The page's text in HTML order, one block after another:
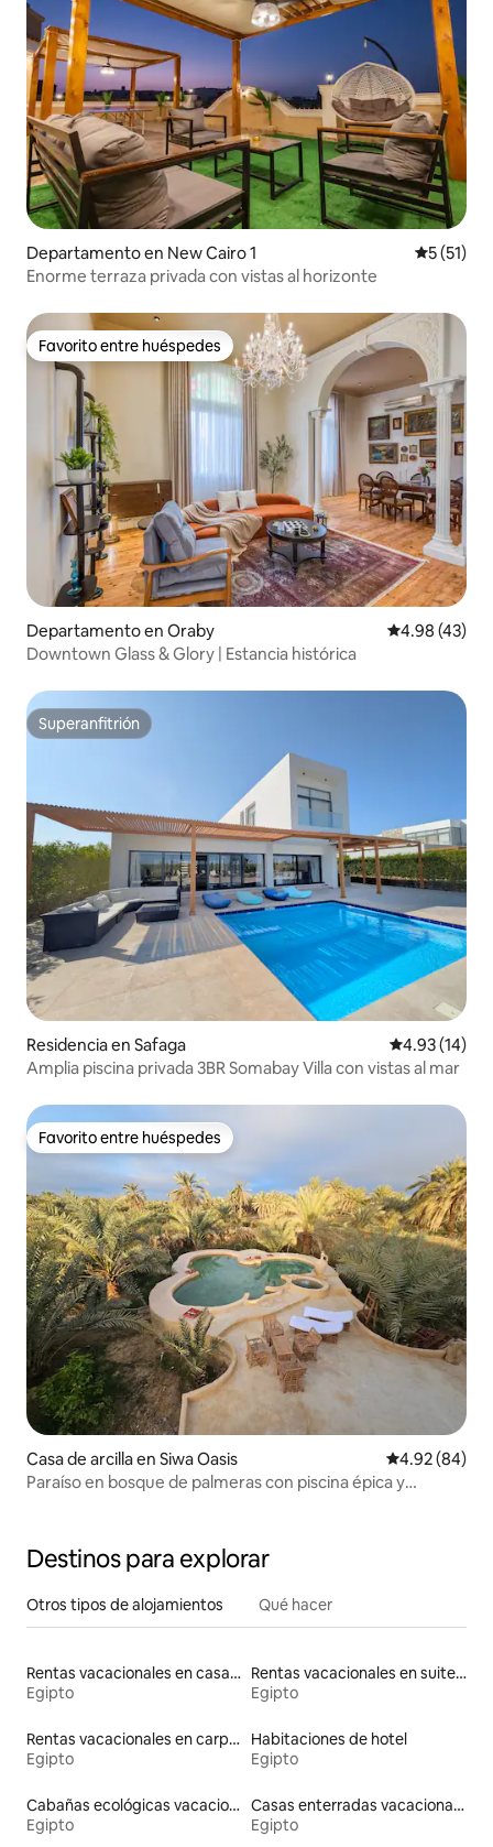
Departamento en New Cairo 1
5 (51)
Enorme terraza privada con vistas al horizonte
Favorito entre huéspedes
Favorito entre huéspedes
Departamento en Oraby Calificación
4.98 (43)
Downtown Glass & Glory | Estancia histórica
Superanfitrión
Superanfitrión
Residencia en Safaga Calificación
4.93 (14)
Amplia piscina privada 3BR Somabay Villa con vistas al mar
Favorito entre huéspedes
Favorito entre huéspedes
Casa de arcilla en Siwa Oasis Calificación
4.92 (84)
Paraíso en bosque de palmeras con piscina épica y
Destinos para explorar
Otros tipos de alojamientos Qué hacer
Rentas vacacionales en casas adosadas
Egipto
Rentas vacacionales en suites privadas
Egipto
Rentas vacacionales en carpas
Egipto
Habitaciones de hotel
Egipto
Cabañas ecológicas vacacionales
Egipto
Casas enterradas vacacionales
Egipto